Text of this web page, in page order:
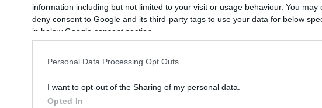
information including but not limited to your visit or usage behaviour. You may
deny consent to Google and its third-party tags to use your data for below
in below Google consent section.
Personal Data Processing Opt Outs
I want to opt-out of the Sharing of my personal data.
Opted In